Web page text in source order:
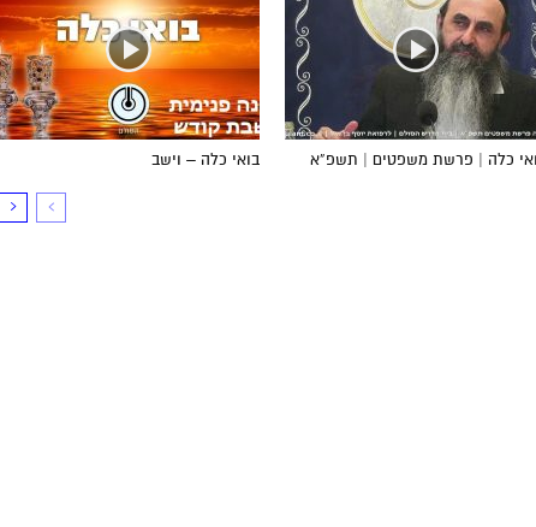
בואי כלה – וישב כלה | פרשת משפטים | תשפ”א